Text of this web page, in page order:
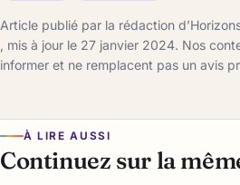
Article publié par la rédaction
, mis à jour le 27 janvier 2024. Nos
informer et ne remplacent pas un avis
À LIRE AUSSI
Continuez sur la